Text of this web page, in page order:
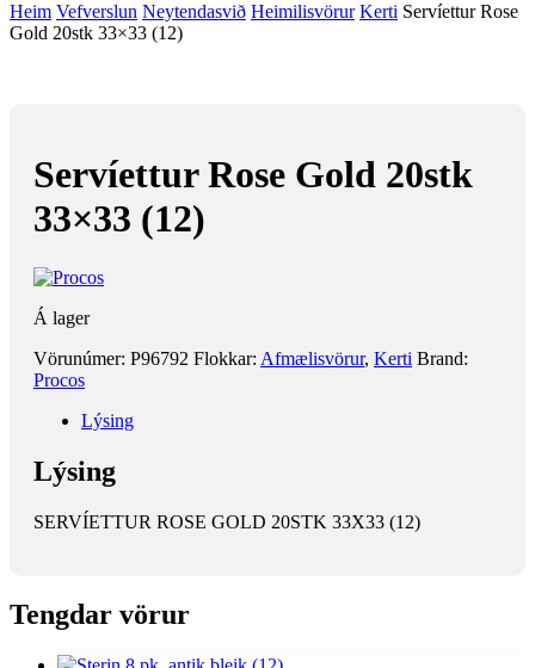
Heim Vefverslun Neytendasvið Heimilisvörur Kerti Servíettur Rose
Gold 20stk 33×33 (12)
Servíettur Rose Gold 20stk
33×33 (12)
Á lager
Vörunúmer: P96792 Flokkar: Afmælisvörur, Kerti Brand:
Procos
Lýsing
Lýsing
SERVÍETTUR ROSE GOLD 20STK 33X33 (12)
Tengdar vörur